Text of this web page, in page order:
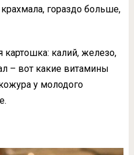
гораздо больше,
картошка: калий, железо,
– вот какие витамины
у молодого